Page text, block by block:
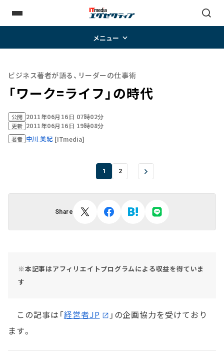
メニュー
ビジネス著者が語る、リーダーの仕事術
「ワーク=ライフ」の時代
公開 2011年06月16日 07時02分
更新 2011年06月16日 19時08分
著者 中川 美紀 [ITmedia]
1 2
Share
※本記事はアフィリエイトプログラムによる収益を得ていま
す
この記事は「経営者JP
」の企画協力を受けており
ます。